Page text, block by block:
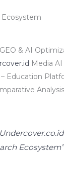
Ecosystem
& AI
Media AI
– Education
Ecosystem”